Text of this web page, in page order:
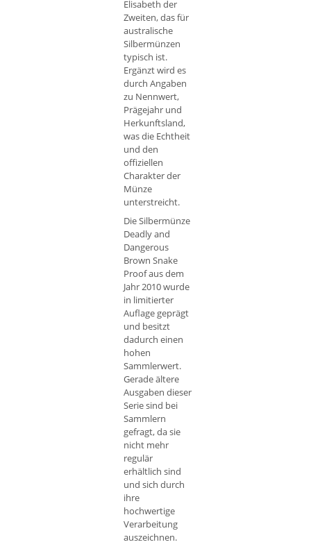
Elisabeth der
Zweiten, das für
australische
Silbermünzen
typisch ist.
Ergänzt wird es
durch Angaben
zu Nennwert,
Prägejahr und
Herkunftsland,
was die Echtheit
und den
offiziellen
Charakter der
Münze
unterstreicht.
Die Silbermünze
Deadly and
Dangerous
Brown Snake
Proof aus dem
Jahr 2010 wurde
in limitierter
Auflage geprägt
und besitzt
dadurch einen
hohen
Sammlerwert.
Gerade ältere
Ausgaben dieser
Serie sind bei
Sammlern
gefragt, da sie
nicht mehr
regulär
erhältlich sind
und sich durch
ihre
hochwertige
Verarbeitung
auszeichnen.